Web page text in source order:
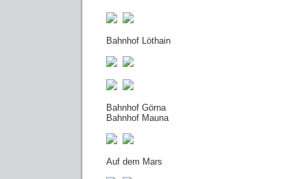
Bahnhof Löthain
Bahnhof Görna
Bahnhof Mauna
Auf dem Mars